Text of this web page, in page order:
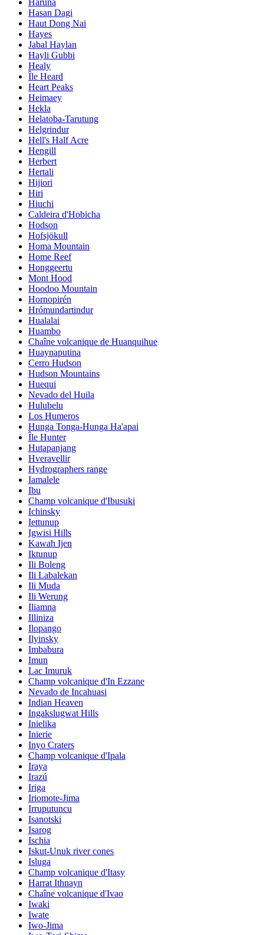
Hasan Dagi
Haut Dong Nai
Hayes
Jabal Haylan
Hayli Gubbi
Healy
Île Heard
Heart Peaks
Heimaey
Hekla
Helatoba-Tarutung
Helgrindur
Hell's Half Acre
Hengill
Herbert
Hertali
Hijiori
Hiri
Hiuchi
Caldeira d'Hobicha
Hodson
Hofsjökull
Homa Mountain
Home Reef
Honggeertu
Mont Hood
Hoodoo Mountain
Hornopirén
Hrómundartindur
Hualalai
Huambo
Chaîne volcanique de Huanquihue
Huaynaputina
Cerro Hudson
Hudson Mountains
Huequi
Nevado del Huila
Hulubelu
Los Humeros
Hunga Tonga-Hunga Ha'apai
Île Hunter
Hutapanjang
Hveravellir
Hydrographers range
Iamalele
Ibu
Champ volcanique d'Ibusuki
Ichinsky
Iettunup
Igwisi Hills
Kawah Ijen
Iktunup
Ili Boleng
Ili Labalekan
Ili Muda
Ili Werung
Iliamna
Illiniza
Ilopango
Ilyinsky
Imbabura
Imun
Lac Imuruk
Champ volcanique d'In Ezzane
Nevado de Incahuasi
Indian Heaven
Ingakslugwat Hills
Inielika
Inierie
Inyo Craters
Champ volcanique d'Ipala
Iraya
Irazú
Iriga
Iriomote-Jima
Irruputuncu
Isanotski
Isarog
Ischia
Iskut-Unuk river cones
Isluga
Champ volcanique d'Itasy
Harrat Ithnayn
Chaîne volcanique d'Ivao
Iwaki
Iwate
Iwo-Jima